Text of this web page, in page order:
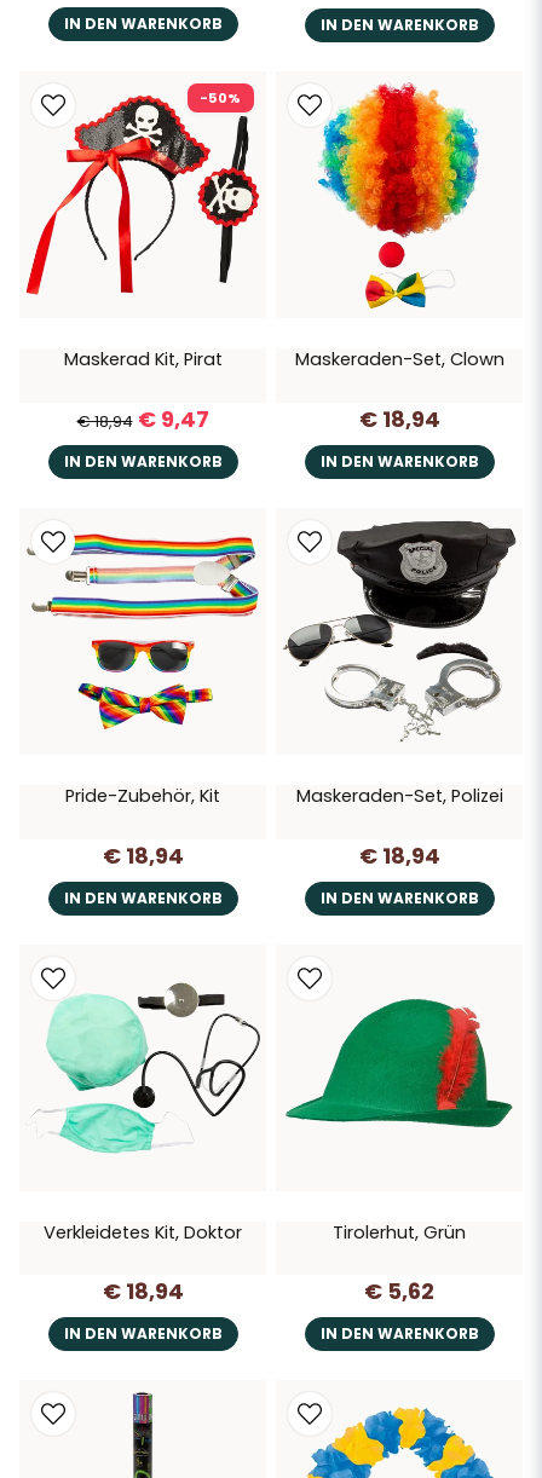
IN DEN WARENKORB IN DEN WARENKORB
Maskerad Kit, Pirat
€ 18,94 € 9,47
IN DEN WARENKORB
-50%
Maskeraden-Set, Clown
€ 18,94
IN DEN WARENKORB
Pride-Zubehör, Kit
€ 18,94
IN DEN WARENKORB
Maskeraden-Set, Polizei
€ 18,94
IN DEN WARENKORB
Verkleidetes Kit, Doktor
€ 18,94
IN DEN WARENKORB
Tirolerhut, Grün
€ 5,62
IN DEN WARENKORB